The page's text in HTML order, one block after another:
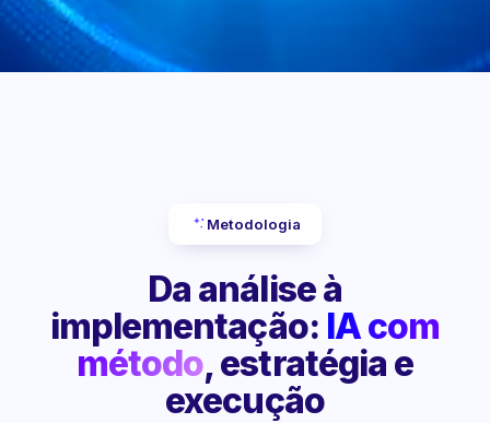
Metodologia
Da análise à
implementação: IA com
método, estratégia e
execução